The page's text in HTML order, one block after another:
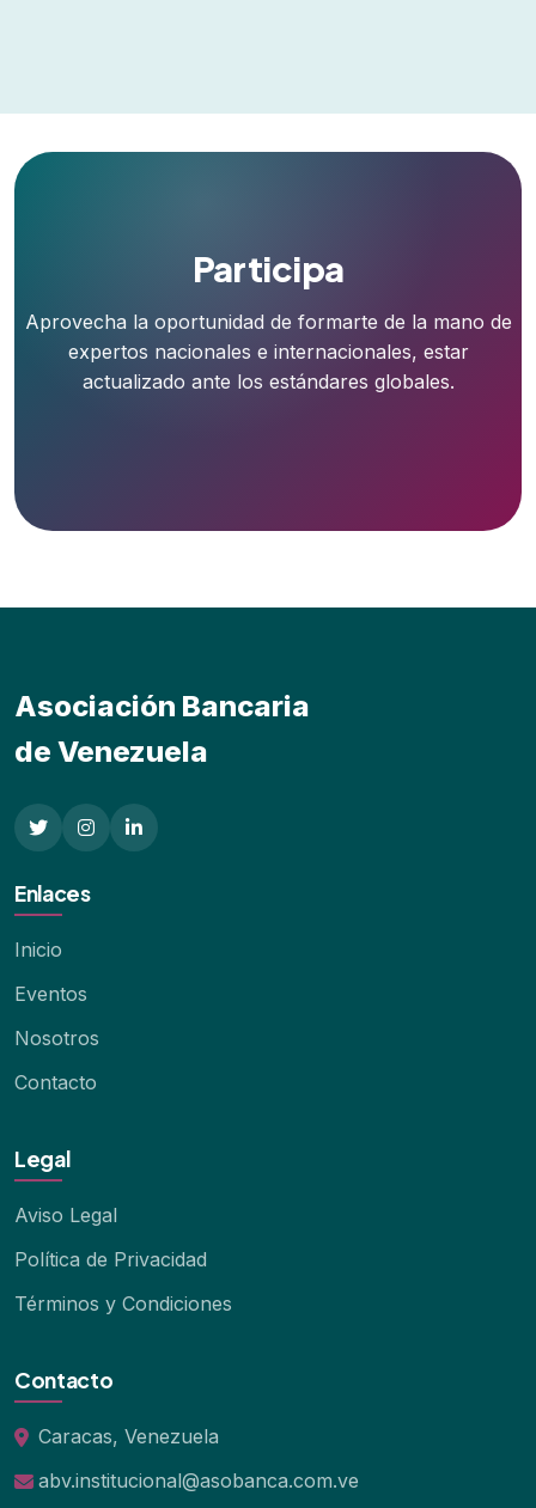
Participa
Aprovecha la oportunidad de formarte de la mano de
expertos nacionales e internacionales, estar
actualizado ante los estándares globales.
Asociación Bancaria
de Venezuela
Enlaces
Inicio
Eventos
Nosotros
Contacto
Legal
Aviso Legal
Política de Privacidad
Términos y Condiciones
Contacto
Caracas, Venezuela
abv.institucional@asobanca.com.ve